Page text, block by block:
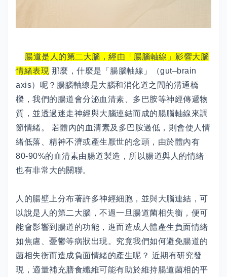
腸道是人的第二大腦，經由「腸腦軸線」影響大腦
情緒表現 那麼，什麼是「腸腦軸線」（gut–brain
axis）呢？腸腦軸線是大腦和消化道之間的溝通橋
樑，我們的腸道會分泌血清素、多巴胺等神經傳遞物
質，並透過迷走神經與大腦連結而成的腸腦軸線來調
節情緒。 若體內的血清素及多巴胺過低，則會使人情
緒低落、精神不濟或產生厭世的念頭，由於體內有
80-90%的血清素由腸道製造，所以腸道與人的情緒
也有非常大的關聯。
人的腸壁上分布著許多神經細胞，並與大腦連結，可
以說是人的第二大腦，不過一旦腸道菌相失衡，便可
能會影響到腸道的功能，進而造成人體產生負面情緒
如焦慮、憂鬱等病狀出現。究竟我們如何避免腸道的
菌相失衡而造成負面情緒的產生呢？ 近期有研究發
現，適量補充膳食纖維可能有助於維持腸道菌相的平